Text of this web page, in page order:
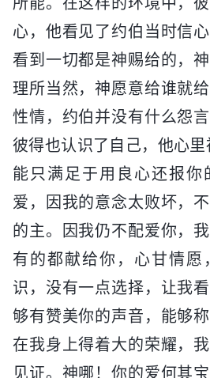
心，他看见了约伯当时信
看到一切都是神赐给的，
理所当然，神愿意给谁就
性情，约伯并没有什么怨
彼得也认识了自己，他心
能只满足于用良心还报你
爱，因我的意念太败坏，
的主。因我仍不配爱你，
有的都献给你，心甘情愿
识，没有一点选择，让我
够有赞美你的声音，能够
在我身上得着大的荣耀，
见证。神哪！你的爱何其